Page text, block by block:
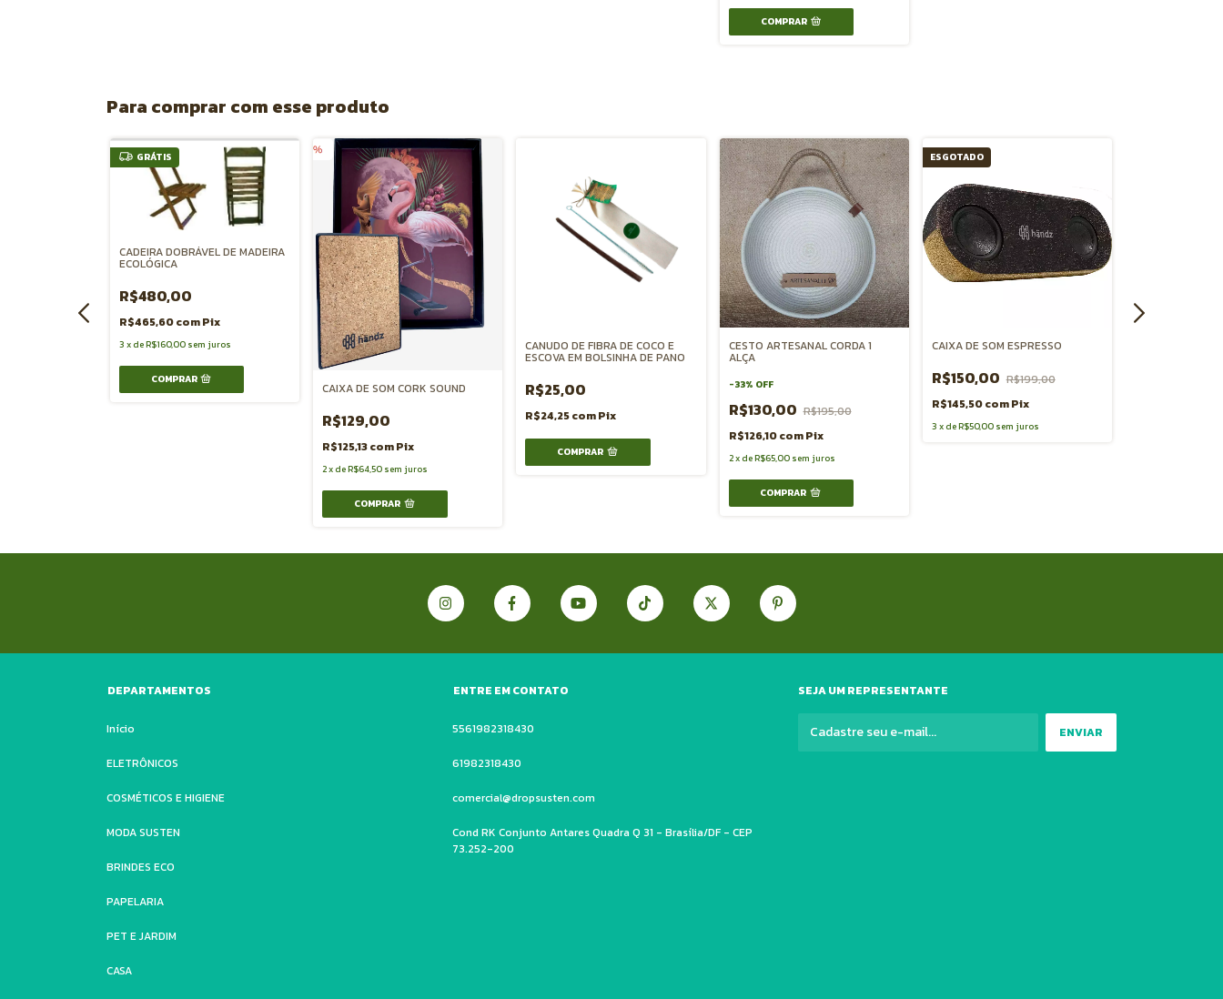
COMPRAR
Para comprar com esse produto
GRÁTIS
CADEIRA DOBRÁVEL DE MADEIRA
ECOLÓGICA
R$480,00
R$465,60comPix
3 xdeR$160,00 sem juros
CAIXA DE SOM CORK SOUND
R$129,00
R$125,13comPix
2xdeR$64,50 sem juros
CANUDO DE FIBRA DE COCO E
ESCOVA EM BOLSINHA DE PANO
R$25,00
R$24,25comPix
CESTO ARTESANAL CORDA 1
ALÇA
-33% OFF
R$130,00 R$195,00
R$126,10comPix
2xdeR$65,00 sem juros
ESGOTADO
CAIXA DE SOM ESPRESSO
R$150,00 R$199,00
R$145,50comPix
3 xdeR$50,00 sem juros
DEPARTAMENTOS
Início
ELETRÔNICOS
COSMÉTICOS E HIGIENE
MODA SUSTEN
BRINDES ECO
PAPELARIA
PET E JARDIM
CASA
ENTRE EM CONTATO
5561982318430
61982318430
comercial@dropsusten.com
Cond RK Conjunto Antares Quadra Q 31 - Brasília/DF - CEP
73.252-200
SEJA UM REPRESENTANTE